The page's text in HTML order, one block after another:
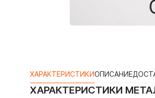
ХАРАКТЕРИСТИКИОПИСАНИЕ
ХАРАКТЕРИСТИКИ